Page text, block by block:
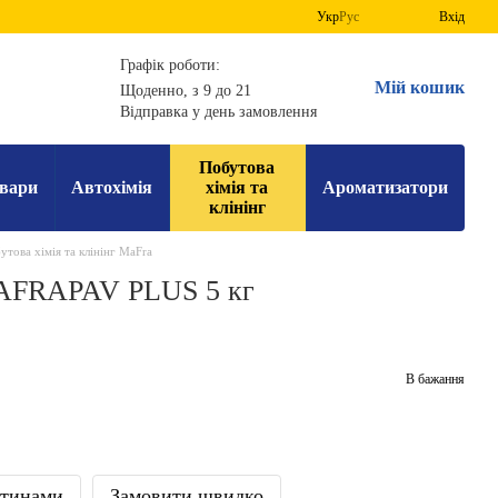
УкрРус Вхід
Графік роботи:
Щоденно, з 9 до 21
Відправка у день замовлення
Мій кошик
Автохімія
Побутова
хімія та
клінінг
Ароматизатори
хімія та клінінг MaFra
PLUS 5 кг
В бажання